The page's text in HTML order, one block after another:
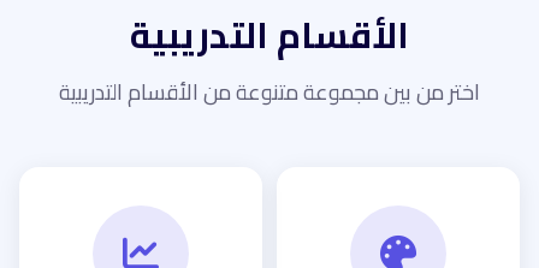
الأقسام التدريبية
اختر من بين مجموعة متنوعة من الأقسام التدريبية